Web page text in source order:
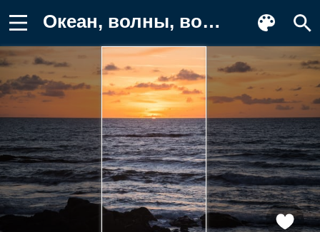
Океан, волны, вода Фон для телефона